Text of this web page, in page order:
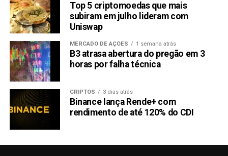
Top 5 criptomoedas que mais
subiram em julho lideram com
Uniswap
MERCADO DE AÇÕES 1 semana atrás
B3 atrasa abertura do pregão em 3
horas por falha técnica
CRIPTOS 3 dias atrás
Binance lança Rende+ com
rendimento de até 120% do CDI